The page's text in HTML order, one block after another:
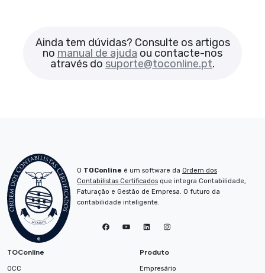
Ainda tem dúvidas? Consulte os artigos
no manual de ajuda ou contacte-nos
através do suporte@toconline.pt.
O TOConline é um software da Ordem dos
Contabilistas Certificados que integra Contabilidade,
Faturação e Gestão de Empresa. O futuro da
contabilidade inteligente.
TOConline
OCC
Produto
Empresário